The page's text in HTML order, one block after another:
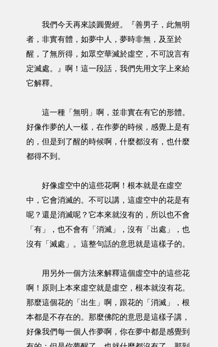
我們今天再來談圓覺經。『善男子，此無明
者，非實有體，如夢中人，夢時非無，及至於
醒，了無所得，如眾空華滅於虛空，不可說言有
定滅處。』啊！這一段話，我們先用文字上來給
它解釋。
這一種「無明」啊，並非實在有它的形體。
好像作夢的人一樣，在作夢的時候，感覺上是有
的，但是到了醒的時候啊，什麼都沒有，也什麼
都得不到。
好像虛空中的這些花啊！根本就是在虛空
中，它會消滅的。不可以講，這虛空中的花是有
呢？還是消滅呢？它本來就沒有的，所以也不會
「有」，也不會有「消滅」，沒有「出處」，也
沒有「滅處」。這整句話的意思就是這樣子的。
用另外一個方法來解釋這個虛空中的這些花
啊！原則上本來虛空就是虛空，根本就沒有花。
那麼這個花的「出生」啊，跟花的「消滅」，根
本都是不存在的。那麼佛陀的意思是這樣子講，
好像我們每一個人作夢啊，你在夢中都是感覺到